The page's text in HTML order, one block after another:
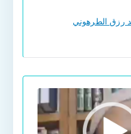
رزق الطرهوني